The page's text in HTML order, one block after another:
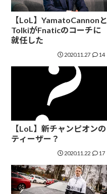
【LoL】YamatoCannonと
TolkiがFnaticのコーチに
就任した
2020.11.27 14
【LoL】新チャンピオンの
ティーザー？
2020.11.22 17